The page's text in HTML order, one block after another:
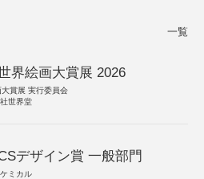
一覧
界絵画大賞展 2026
大賞展 実行委員会
世界堂
デザイン賞 一般部門
ミカル